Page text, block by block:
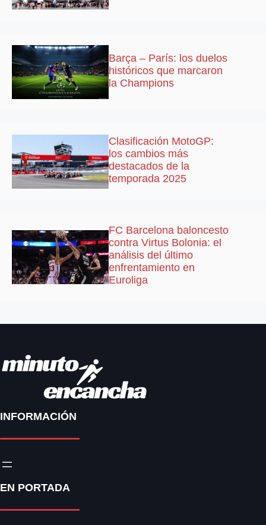
Barça – París: los duelos
históricos que marcaron
la Champions
Clasificación MotoGP:
los cambios más
destacados de la
temporada 2025
FC Barcelona baloncesto
contra Virtus Bolonia: el
análisis del último
enfrentamiento en
Euroliga
INFORMACIÓN
EN PORTADA